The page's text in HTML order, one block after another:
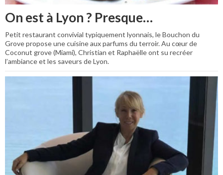
On est à Lyon ? Presque…
Petit restaurant convivial typiquement lyonnais, le Bouchon du
Grove propose une cuisine aux parfums du terroir. Au cœur de
Coconut grove (Miami), Christian et Raphaëlle ont su recréer
l’ambiance et les saveurs de Lyon.